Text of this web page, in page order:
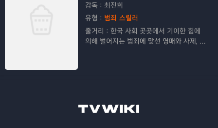
감독： 최진희
유형： 범죄 스릴러
줄거리： 한국 사회 곳곳에서 기이한 힘에
의해 벌어지는 범죄에 맞선 영매와 사제, 형